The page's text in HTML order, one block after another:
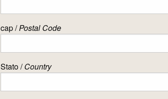
cap /Postal Code
Stato /Country